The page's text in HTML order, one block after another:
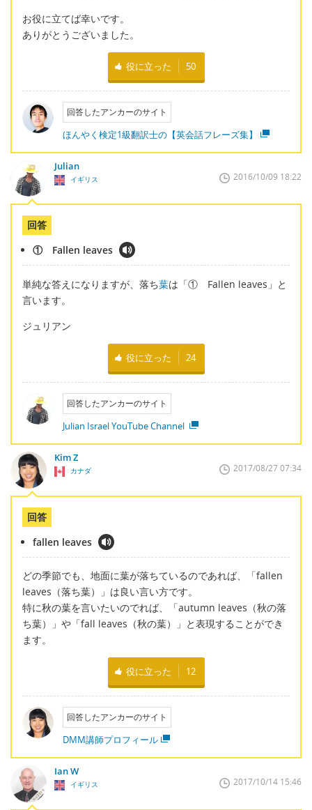
お役に立てば幸いです。
ありがとうございました。
役に立った 50
回答したアンカーのサイト
ほんやく検定1級翻訳士の【英会話フレーズ集】
Julian
イギリス 2016/10/09 18:22
回答
① Fallen leaves
単純な答えになりますが、落ち葉は「① Fallen leaves」と
言います。
ジュリアン
役に立った 24
回答したアンカーのサイト
Julian Israel YouTube Channel
Kim Z
カナダ 2017/08/27 07:34
回答
fallen leaves
どの季節でも、地面に葉が落ちているのであれば、「fallen
leaves（落ち葉）」は良い言い方です。
特に秋の葉を言いたいのでれば、「autumn leaves（秋の落
ち葉）」や「fall leaves（秋の葉）」と表現することができ
ます。
役に立った 12
回答したアンカーのサイト
DMM講師プロフィール
Ian W
イギリス 2017/10/14 15:46